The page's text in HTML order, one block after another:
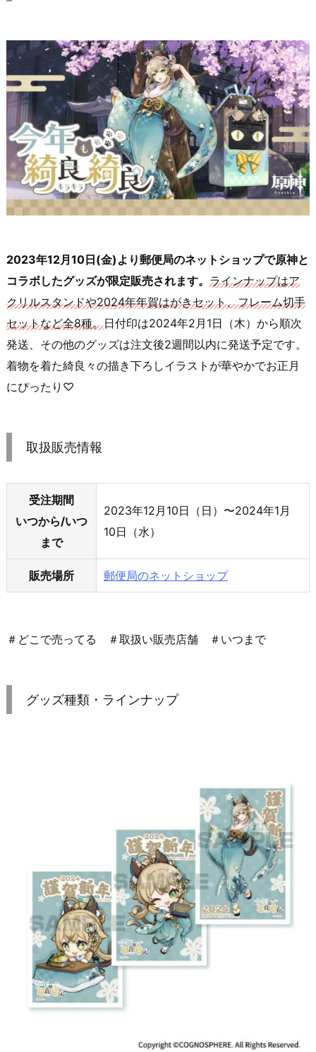
2023年12月10日(金)より郵便局のネットショップで原神と
コラボしたグッズが限定販売されます。 ラインナップはア
クリルスタンドや2024年年賀はがきセット、フレーム切手
セットなど全8種。日付印は2024年2月1日（木）から順次
発送、その他のグッズは注文後2週間以内に発送予定です。
着物を着た綺良々の描き下ろしイラストが華やかでお正月
にぴったり♡
取扱販売情報
受注期間
いつから/いつ
まで
2023年12月10日（日）〜2024年1月
10日（水）
販売場所 郵便局のネットショップ
＃どこで売ってる ＃取扱い販売店舗 ＃いつまで
グッズ種類・ラインナップ